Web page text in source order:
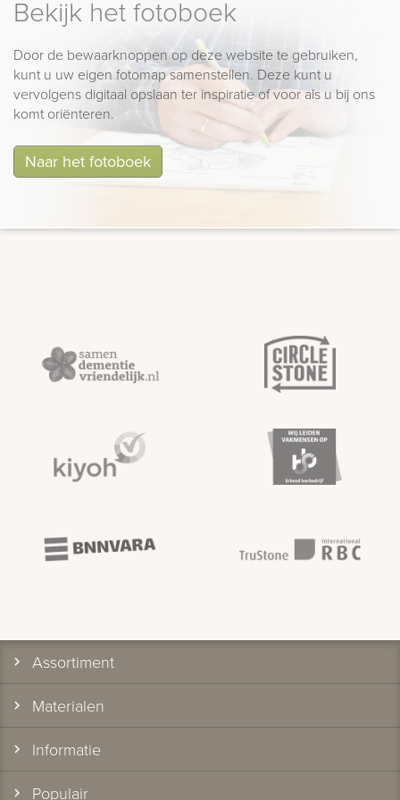
Bekijk het fotoboek
Door de bewaarknoppen op deze website te gebruiken,
kunt u uw eigen fotomap samenstellen. Deze kunt u
vervolgens digitaal opslaan ter inspiratie of voor als u bij ons
komt oriënteren.
Naar het fotoboek
Assortiment
Materialen
Informatie
Populair